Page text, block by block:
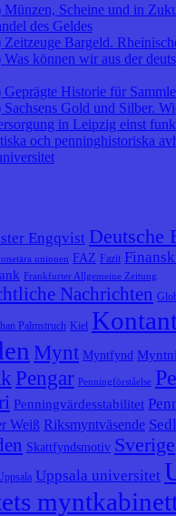
Münzen, Scheine und in
des Geldes
Zeitzeuge Bargeld.
Was können wir aus der
Geprägte Historie für
Sachsens Gold und Silber.
in Leipzig einst
och penninghistoriska
Engqvist Deutsche
unionen FAZ Fazit
Frankfurter Allgemeine Zeitung
Nachrichten
Palmstruch Kiel
Mynt Myntfynd
Pengar Penningförståelse
Penningvärdesstabilitet
Weiß Riksmyntväsende
Skattfyndsmotiv Sverige
Uppsala universitet